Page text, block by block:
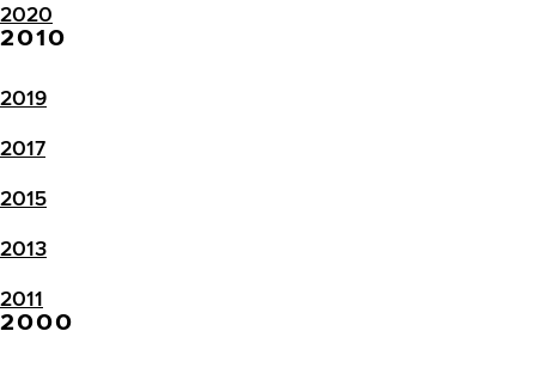
2020
2010
2019
2017
2015
2013
2011
2000